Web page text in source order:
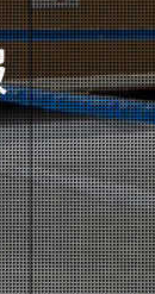
約
ムについて
ル